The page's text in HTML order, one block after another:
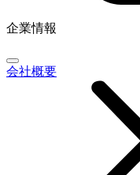
企業情報
会社概要